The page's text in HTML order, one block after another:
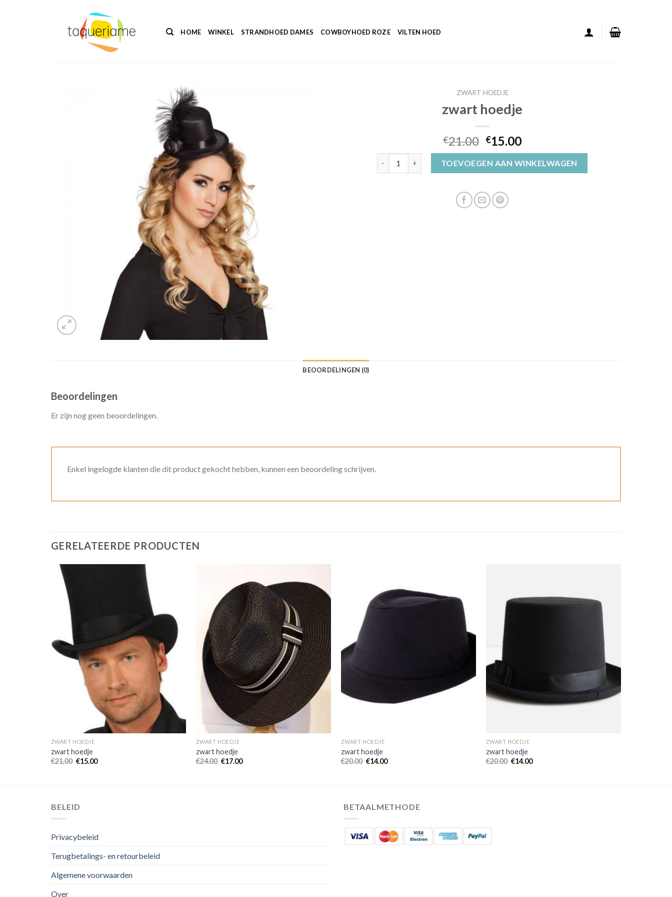
HOME WINKEL STRANDHOED DAMES COWBOYHOED ROZE VILTEN HOED
ZWART HOEDJE
zwart hoedje
€21.00 €15.00
TOEVOEGEN AAN WINKELWAGEN
BEOORDELINGEN (0)
Beoordelingen
Er zijn nog geen beoordelingen.
Enkel ingelogde klanten die dit product gekocht hebben, kunnen een beoordeling schrijven.
GERELATEERDE PRODUCTEN
ZWART HOEDJE
zwart hoedje
€21.00 €15.00
ZWART HOEDJE
zwart hoedje
€24.00 €17.00
ZWART HOEDJE
zwart hoedje
€20.00 €14.00
ZWART HOEDJE
zwart hoedje
€20.00 €14.00
BELEID
Privacybeleid
Terugbetalings- en retourbeleid
Algemene voorwaarden
Over
BETAALMETHODE